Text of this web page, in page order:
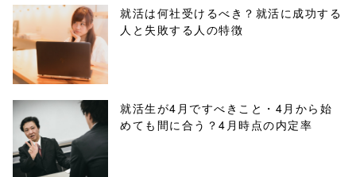
parts/sns-
buttons.php on
line10
/1039189"
onclick="windo
w.open(this.hre
就活は何社受けるべき？就活に成功する
人と失敗する人の特徴
就活生が4月ですべきこと・4月から始
めても間に合う？4月時点の内定率